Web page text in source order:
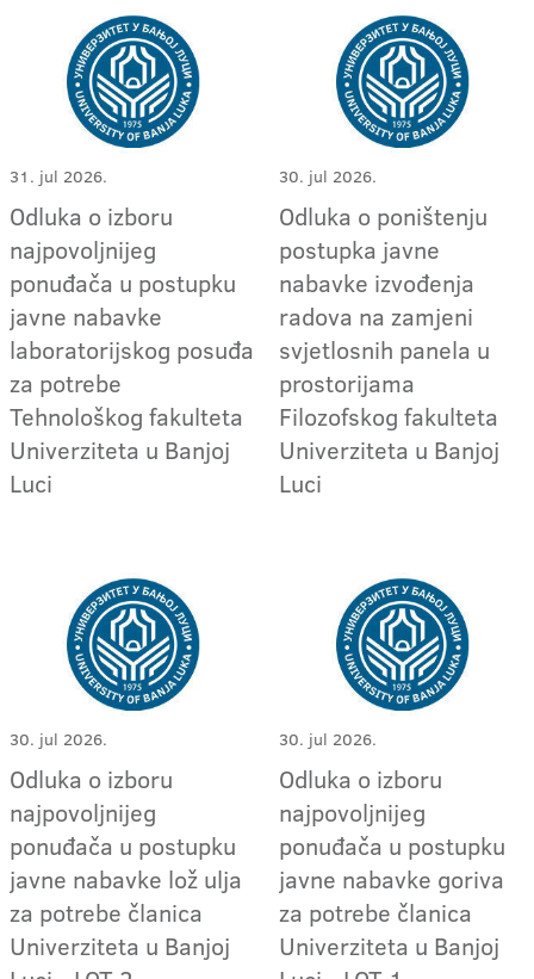
31. jul 2026.
Odluka o izboru
najpovoljnijeg
ponuđača u postupku
javne nabavke
laboratorijskog posuđa
za potrebe
Tehnološkog fakulteta
Univerziteta u Banjoj
Luci
30. jul 2026.
Odluka o poništenju
postupka javne
nabavke izvođenja
radova na zamjeni
svjetlosnih panela u
prostorijama
Filozofskog fakulteta
Univerziteta u Banjoj
Luci
30. jul 2026.
Odluka o izboru
najpovoljnijeg
ponuđača u postupku
javne nabavke lož ulja
za potrebe članica
Univerziteta u Banjoj
30. jul 2026.
Odluka o izboru
najpovoljnijeg
ponuđača u postupku
javne nabavke goriva
za potrebe članica
Univerziteta u Banjoj